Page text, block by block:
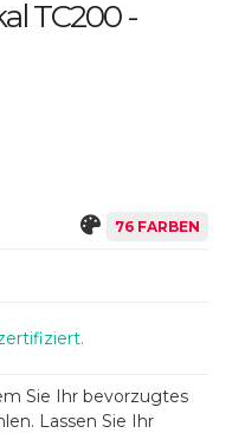
TC200 -
76 FARBEN
Sie Ihr bevorzugtes
Lassen Sie Ihr